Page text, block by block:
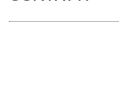
2016